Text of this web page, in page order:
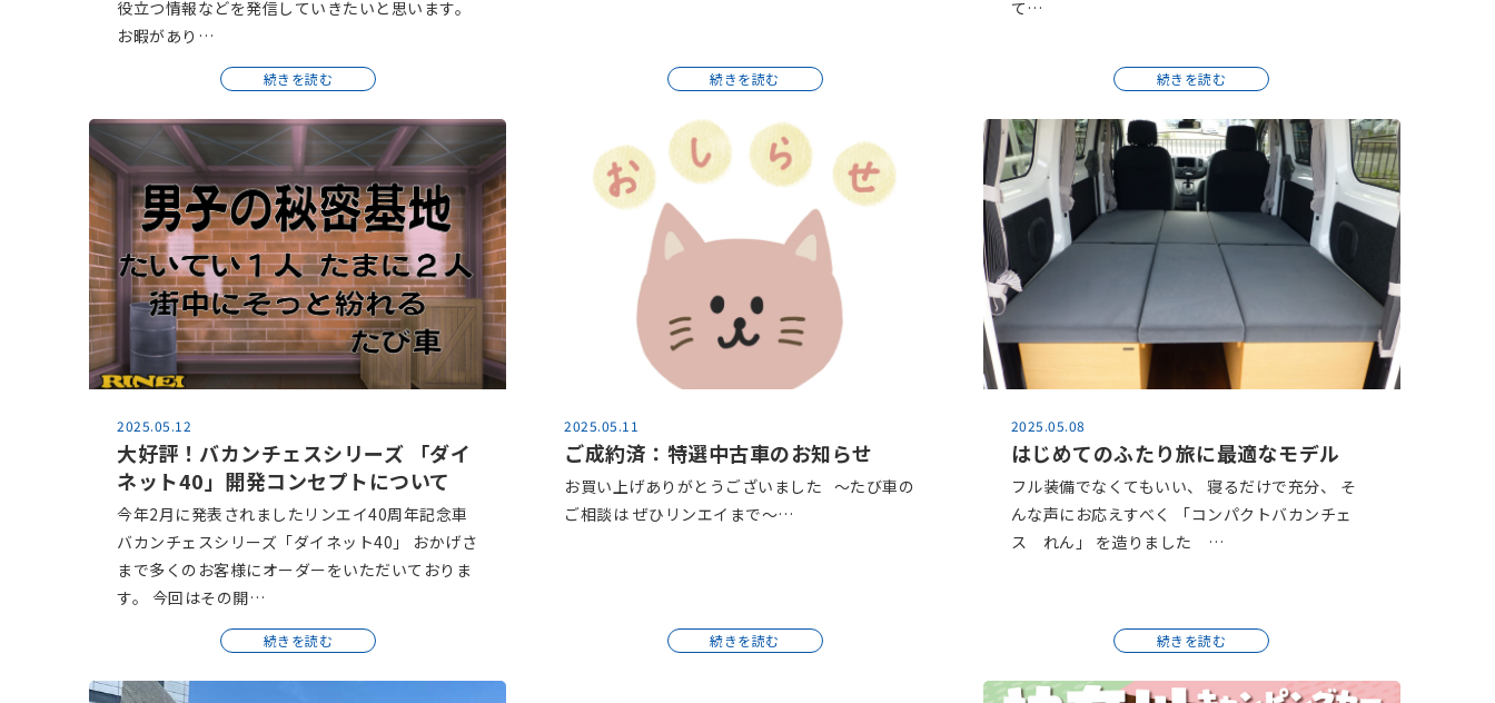
役立つ情報などを発信していきたいと思います。
お暇があり…
続きを読む 続きを読む
て…
続きを読む
2025.05.12
大好評！バカンチェスシリーズ 「ダイ
ネット40」開発コンセプトについて
今年2月に発表されましたリンエイ40周年記念車
バカンチェスシリーズ「ダイネット40」 おかげさ
まで多くのお客様にオーダーをいただいておりま
す。 今回はその開…
続きを読む
2025.05.11
ご成約済：特選中古車のお知らせ
お買い上げありがとうございました ～たび車の
ご相談は ぜひリンエイまで～…
続きを読む
2025.05.08
はじめてのふたり旅に最適なモデル
フル装備でなくてもいい、 寝るだけで充分、 そ
んな声にお応えすべく 「コンパクトバカンチェ
ス れん」 を造りました …
続きを読む